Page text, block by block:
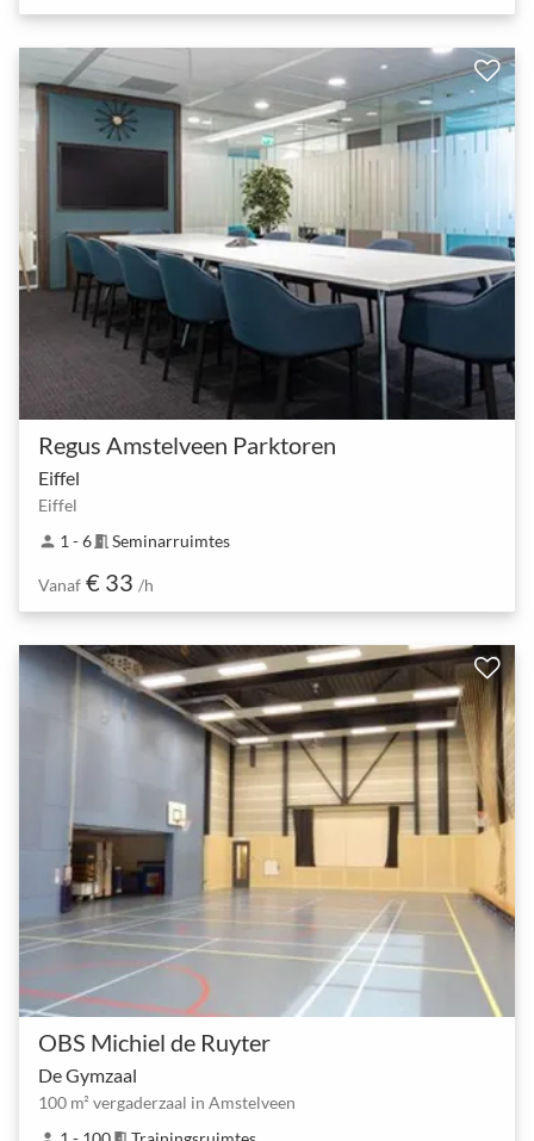
Regus Amstelveen Parktoren
Eiffel
Eiffel
person 1 - 6meeting_room Seminarruimtes
Vanaf € 33 /h
OBS Michiel de Ruyter
De Gymzaal
100 m² vergaderzaal in Amstelveen